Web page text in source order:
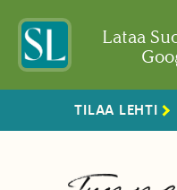
Lataa
TILAA LEHTI